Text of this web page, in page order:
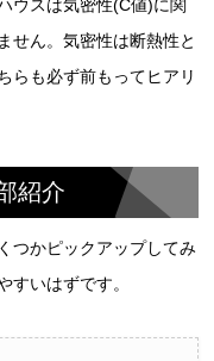
ウスは気密性(C値)に関
せん。気密性は断熱性と
らも必ず前もってヒアリ
紹介
つかピックアップしてみ
すいはずです。